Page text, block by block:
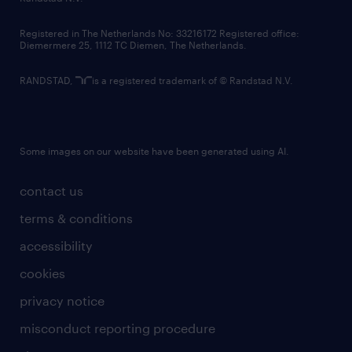
contact us
terms & conditions
accessibility
cookies
privacy notice
misconduct reporting procedure
Registered in The Netherlands No: 33216172 Registered office:
Diemermere 25, 1112 TC Diemen, The Netherlands.
RANDSTAD, is a registered trademark of © Randstad N.V.
Some images on our website have been generated using AI.